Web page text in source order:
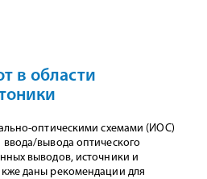
в области
оптическими схемами (ИОС)
вывода оптического
выводов, источники и
даны рекомендации для